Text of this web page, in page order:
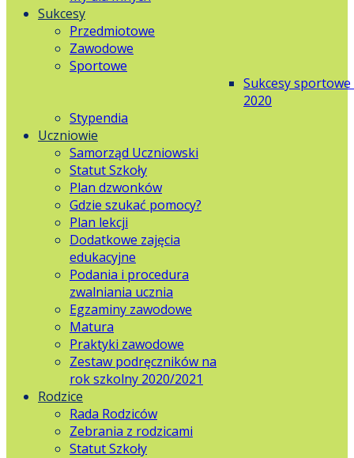
Sukcesy
Przedmiotowe
Zawodowe
Sportowe
Sukcesy sportowe
2020
Stypendia
Uczniowie
Samorząd Uczniowski
Statut Szkoły
Plan dzwonków
Gdzie szukać pomocy?
Plan lekcji
Dodatkowe zajęcia
edukacyjne
Podania i procedura
zwalniania ucznia
Egzaminy zawodowe
Matura
Praktyki zawodowe
Zestaw podręczników na
rok szkolny 2020/2021
Rodzice
Rada Rodziców
Zebrania z rodzicami
Statut Szkoły